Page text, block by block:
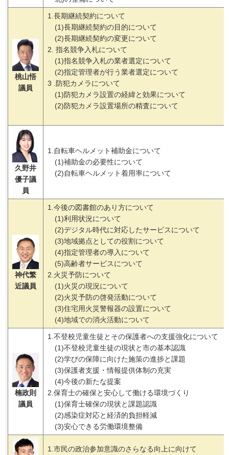
桃山悟
議員
1.長期継続契約について
(1)長期継続契約の目的について
(2)長期継続契約の変更について
2. 指名競争入札について
(1)指名競争入札の業者選定について
(2)指定管理者が行う業者選定について
3 .防犯カメラについて
(1)防犯カメラ設置の経緯と効果について
(2)防犯カメラ設置場所の精査について
久野井
優子議
員
1.自転車ヘルメット補助金について
(1)補助金の必要性について
(2)自転車ヘルメット着用率について
神代繁
近議員
1.今後の図書館のあり方について
(1)利用状況について
(2)デジタル時代に対応したサービスについて
(3)地域拠点としての役割について
(4)指定管理者の導入について
(5)高齢者サービスについて
2.火災予防について
(1)火災の現況について
(2)火災予防の啓発活動について
(3)住宅用火災警報器の設置について
(4)地域での消火活動について
楠政則
議員
1.不登校児童生徒とその保護者への支援強化について
(1)不登校児童生徒の現状と市の基本認識
(2)学びの保障に向けた施策の進捗と課題
(3)保護者支援・情報提供体制の充実
(4)今後の新たな提案
2.保育士の確保と安心して働ける環境づくり
(1)保育士確保の現状と課題認識
(2)感染症対応と経済的負担軽減
(3)安心できる労働環境整備
1.市民の政治参加意識のさらなる向上に向けて